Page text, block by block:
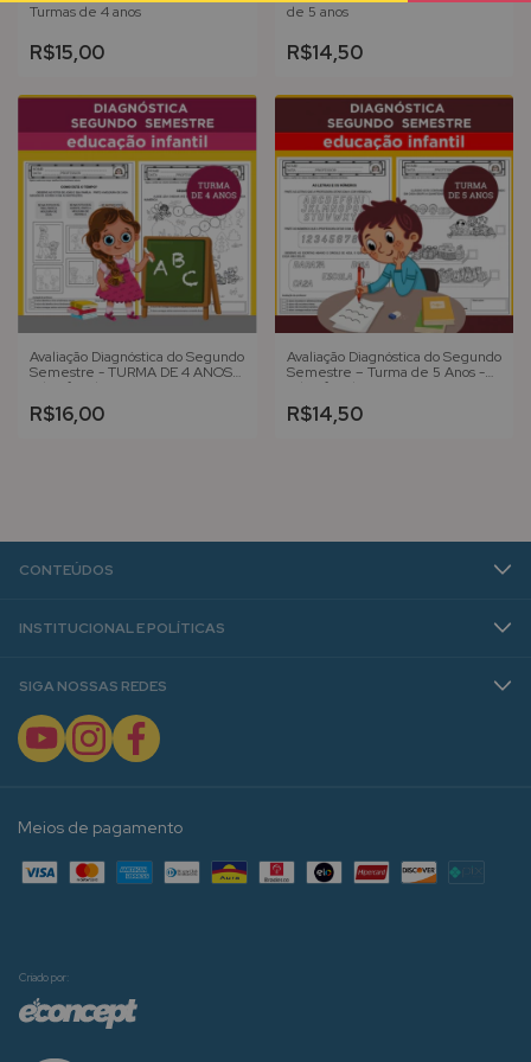
Turmas de 4 anos
R$15,00
de 5 anos
R$14,50
Avaliação Diagnóstica do Segundo
Semestre - TURMA DE 4 ANOS -
Ed. Infantil
R$16,00
Avaliação Diagnóstica do Segundo
Semestre – Turma de 5 Anos -
Ed. Infantil
R$14,50
CONTEÚDOS
INSTITUCIONAL E POLÍTICAS
SIGA NOSSAS REDES
Meios de pagamento
Criado por: